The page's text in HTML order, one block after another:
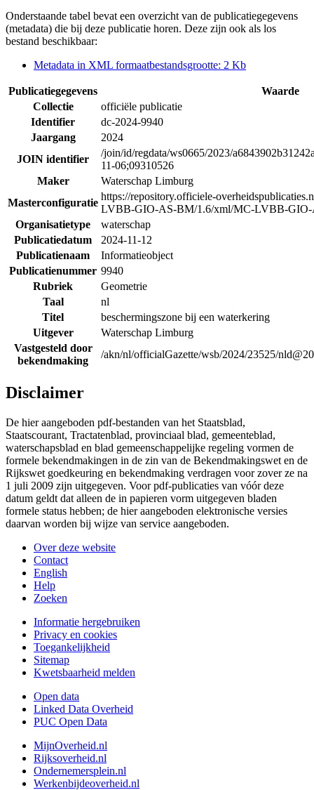
Onderstaande tabel bevat een overzicht van de publicatiegegevens
(metadata) die bij deze publicatie horen. Deze zijn ook als los
bestand beschikbaar:
Metadata in XML formaatbestandsgrootte: 2 Kb
Publicatiegegevens
Waarde
Collectie
officiële publicatie
Identifier
dc-2024-9940
Jaargang
2024
JOIN identifier
/join/id/regdata/ws0665/2023/
11-06;09310526
Maker
Waterschap Limburg
Masterconfiguratie
https://repository.officiele-
LVBB-GIO-AS-BM/1.6/xml/MC-LVBB-
Organisatietype
waterschap
Publicatiedatum
2024-11-12
Publicatienaam
Informatieobject
Publicatienummer 9940
Rubriek
Geometrie
Taal
nl
Titel
beschermingszone bij een waterkering
Uitgever
Waterschap Limburg
Vastgesteld door
bekendmaking
/akn/nl/officialGazette/wsb/2024/23525/
Disclaimer
De hier aangeboden pdf-bestanden van het Staatsblad,
Staatscourant, Tractatenblad, provinciaal blad, gemeenteblad,
waterschapsblad en blad gemeenschappelijke regeling vormen de
formele bekendmakingen in de zin van de Bekendmakingswet en de
Rijkswet goedkeuring en bekendmaking verdragen voor zover ze na
1 juli 2009 zijn uitgegeven. Voor pdf-publicaties van vóór deze
datum geldt dat alleen de in papieren vorm uitgegeven bladen
formele status hebben; de hier aangeboden elektronische versies
daarvan worden bij wijze van service aangeboden.
Over deze website
Contact
English
Help
Zoeken
Informatie hergebruiken
Privacy en cookies
Toegankelijkheid
Sitemap
Kwetsbaarheid melden
Open data
Linked Data Overheid
PUC Open Data
MijnOverheid.nl
Rijksoverheid.nl
Ondernemersplein.nl
Werkenbijdeoverheid.nl